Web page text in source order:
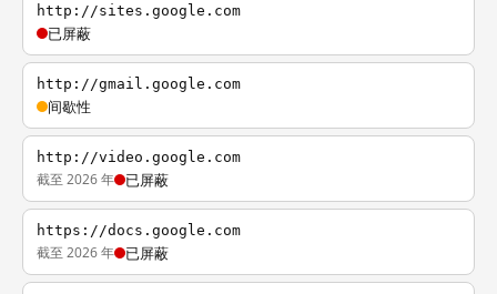
http://sites.google.com
已屏蔽
http://gmail.google.com
间歇性
http://video.google.com
截至 2026 年 已屏蔽
https://docs.google.com
截至 2026 年 已屏蔽